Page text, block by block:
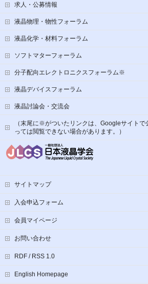
求人・公募情報
液晶物理・物性フォーラム
液晶化学・材料フォーラム
ソフトマターフォーラム
分子配向エレクトロニクスフォーラム※
液晶デバイスフォーラム
液晶討論会・交流会
（末尾に※がついたリンクは、Googleサイトで
っては閲覧できない場合があります。）
サイトマップ
入会申込フォーム
会員マイページ
お問い合わせ
RDF / RSS 1.0
English Homepage